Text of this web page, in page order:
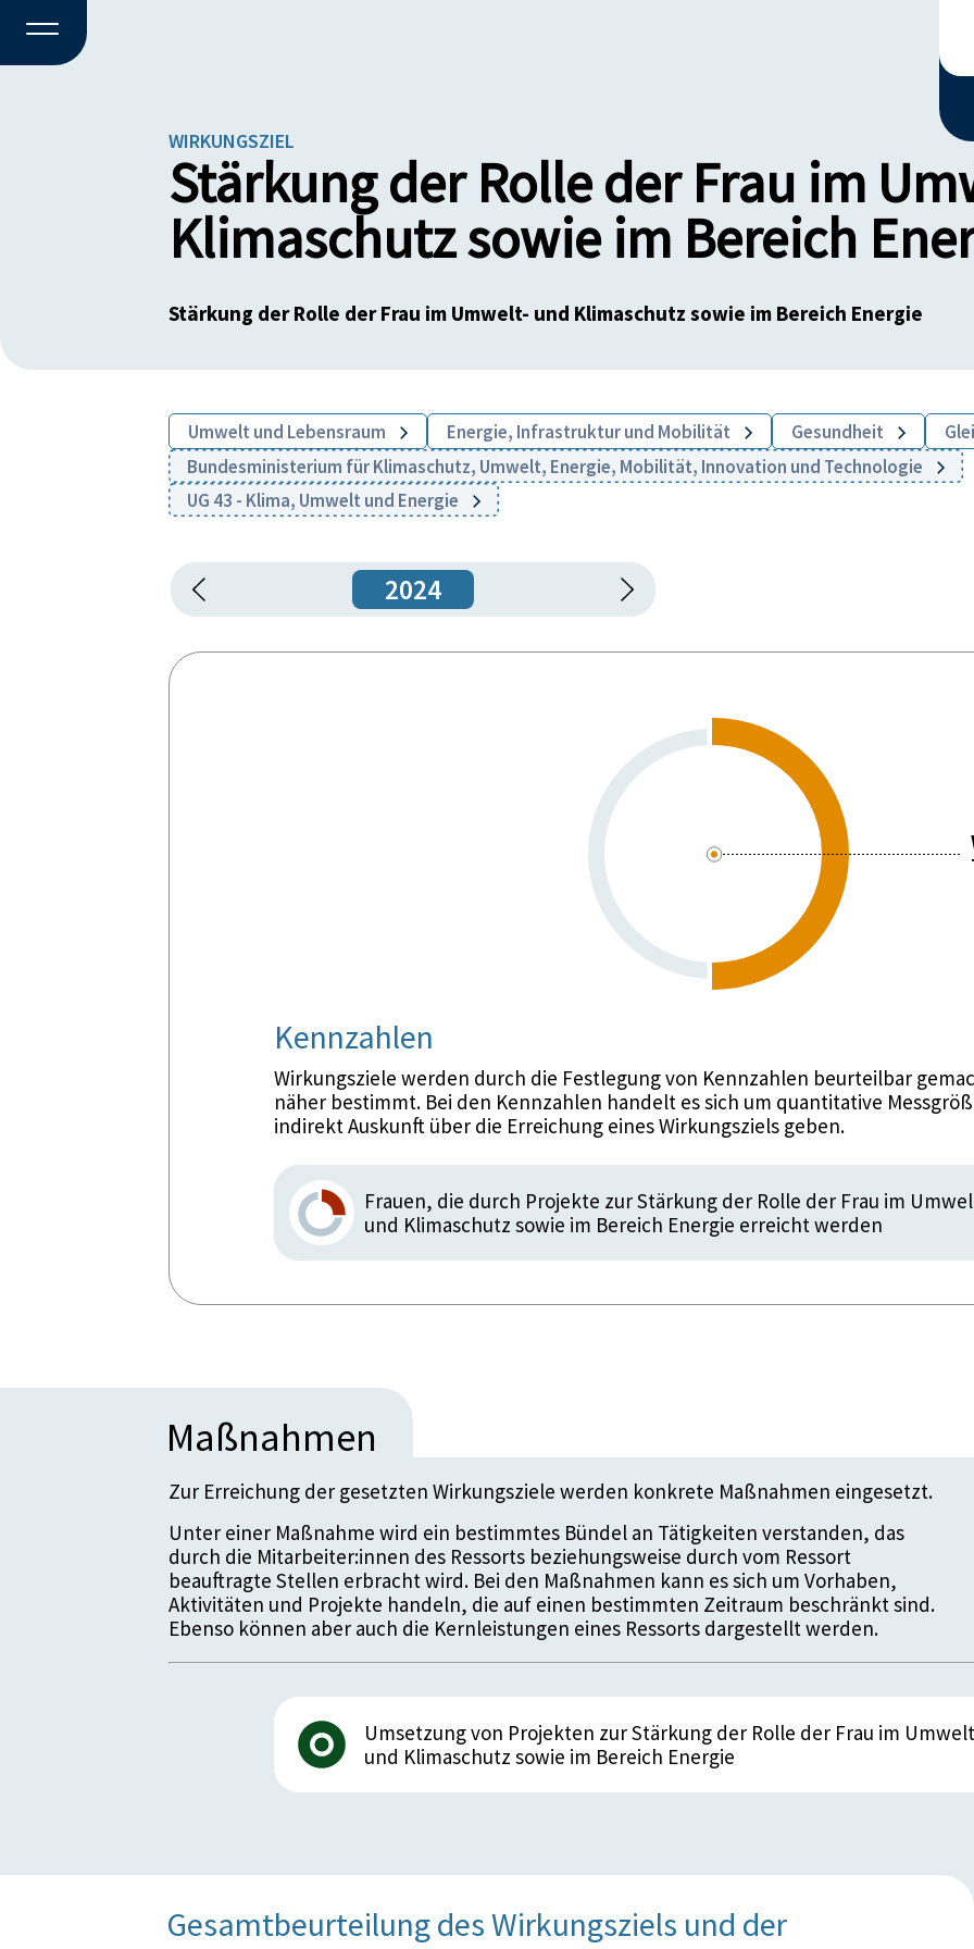
WIRKUNGSZIEL
Stärkung der Rolle der Frau im
Klimaschutz sowie im Bereich
Stärkung der Rolle der Frau im Umwelt- und Klimaschutz sowie im Bereich Energie
Umwelt und Lebensraum Energie, Infrastruktur und Mobilität Gesundheit
Bundesministerium für Klimaschutz, Umwelt, Energie, Mobilität, Innovation und Technologie
UG 43 - Klima, Umwelt und Energie
2024
Kennzahlen
Wirkungsziele werden durch die Festlegung von Kennzahlen beurteilbar
näher bestimmt. Bei den Kennzahlen handelt es sich um quantitative
indirekt Auskunft über die Erreichung eines Wirkungsziels geben.
Frauen, die durch Projekte zur Stärkung der Rolle der Frau im
und Klimaschutz sowie im Bereich Energie erreicht werden
Maßnahmen
Zur Erreichung der gesetzten Wirkungsziele werden konkrete Maßnahmen eingesetzt.
Unter einer Maßnahme wird ein bestimmtes Bündel an Tätigkeiten verstanden, das
durch die Mitarbeiter:innen des Ressorts beziehungsweise durch vom Ressort
beauftragte Stellen erbracht wird. Bei den Maßnahmen kann es sich um Vorhaben,
Aktivitäten und Projekte handeln, die auf einen bestimmten Zeitraum beschränkt sind.
Ebenso können aber auch die Kernleistungen eines Ressorts dargestellt werden.
Umsetzung von Projekten zur Stärkung der Rolle der Frau im
und Klimaschutz sowie im Bereich Energie
Gesamtbeurteilung des Wirkungsziels und der